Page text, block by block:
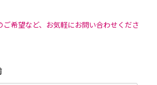
ご希望など、お気軽にお問い合わせくださ